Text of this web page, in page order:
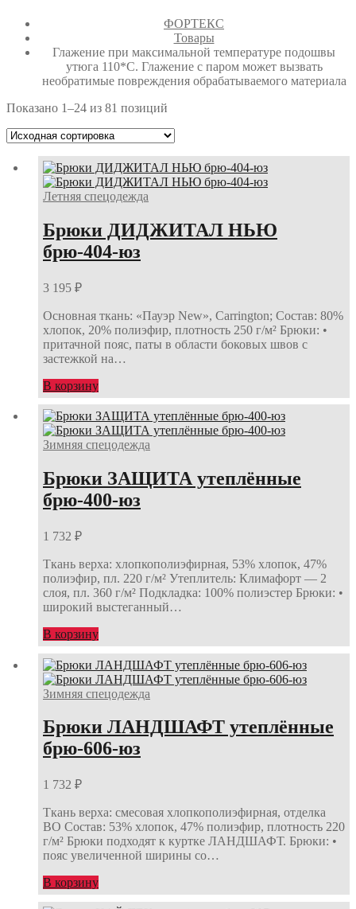
ФОРТЕКС
Товары
Глажение при максимальной температуре подошвы
утюга 110*С. Глажение с паром может вызвать
необратимые повреждения обрабатываемого материала
Показано 1–24 из 81 позиций
Летняя спецодежда
Брюки ДИДЖИТАЛ НЬЮ
брю-404-юз
3 195 ₽
Основная ткань: «Пауэр New», Carrington; Состав: 80%
хлопок, 20% полиэфир, плотность 250 г/м² Брюки: •
притачной пояс, паты в области боковых швов с
застежкой на…
В корзину
Зимняя спецодежда
Брюки ЗАЩИТА утеплённые
брю-400-юз
1 732 ₽
Ткань верха: хлопкополиэфирная, 53% хлопок, 47%
полиэфир, пл. 220 г/м² Утеплитель: Климафорт — 2
слоя, пл. 360 г/м² Подкладка: 100% полиэстер Брюки: •
широкий выстеганный…
В корзину
Зимняя спецодежда
Брюки ЛАНДШАФТ утеплённые
брю-606-юз
1 732 ₽
Ткань верха: смесовая хлопкополиэфирная, отделка
ВО Состав: 53% хлопок, 47% полиэфир, плотность 220
г/м² Брюки подходят к куртке ЛАНДШАФТ. Брюки: •
пояс увеличенной ширины со…
В корзину